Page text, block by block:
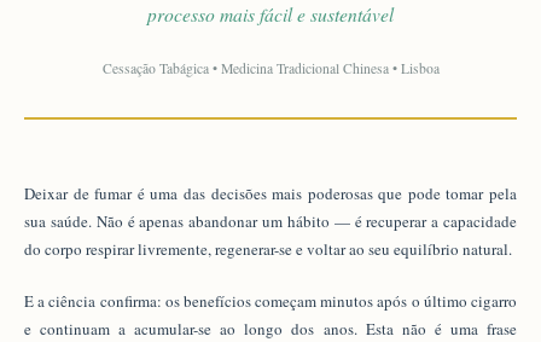
processo mais fácil e sustentável
Cessação Tabágica • Medicina Tradicional Chinesa • Lisboa
Deixar de fumar é uma das decisões mais poderosas que pode tomar pela
sua saúde. Não é apenas abandonar um hábito — é recuperar a capacidade
do corpo respirar livremente, regenerar-se e voltar ao seu equilíbrio natural.
E a ciência confirma: os benefícios começam minutos após o último cigarro
e continuam a acumular-se ao longo dos anos. Esta não é uma frase